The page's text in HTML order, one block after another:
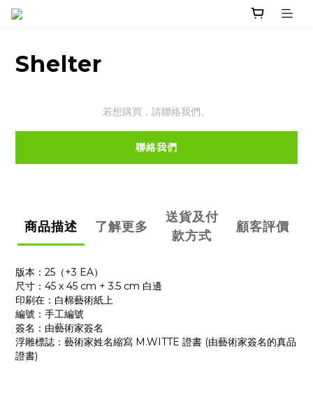
Shelter
若想購買，請聯絡我們。
聯絡我們
商品描述 了解更多
送貨及付
款方式
顧客評價
版本：25（+3 EA）
尺寸：45 x 45 cm + 3.5 cm 白邊
印刷在：白棉藝術紙上
編號：手工編號
簽名：由藝術家簽名
浮雕標誌：藝術家姓名縮寫 M.WITTE 證書 (由藝術家簽名的真品
證書)